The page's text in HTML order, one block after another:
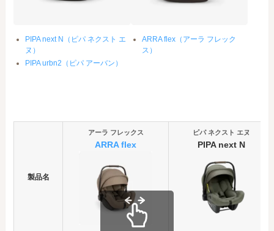
PIPA next N（ピパ ネクスト エ
ヌ）
PIPA urbn2（ピパ アーバン）
ARRA flex（アーラ フレック
ス）
製品名
アーラ フレックス
ARRA flex
ピパ ネクスト エヌ
PIPA next N